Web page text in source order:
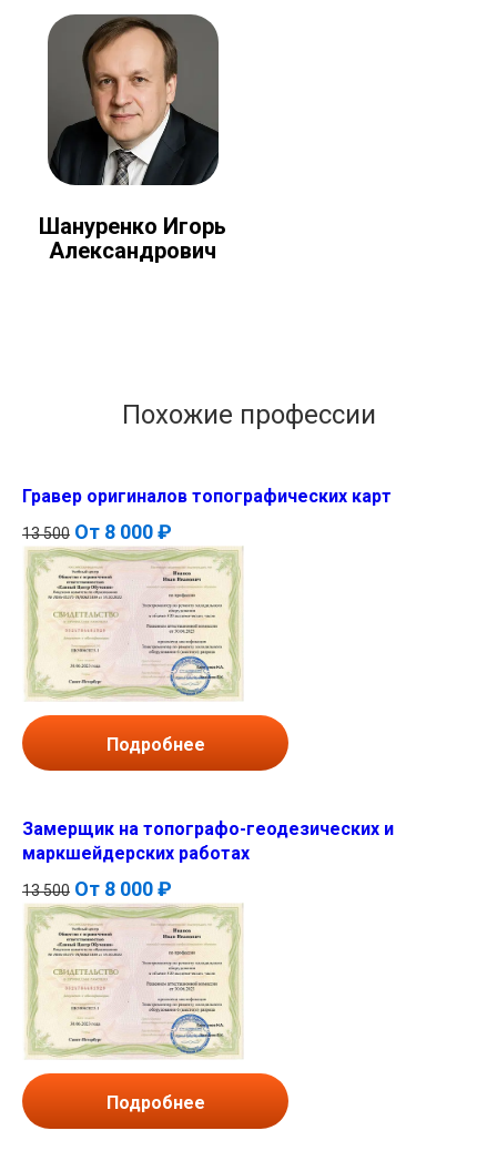
Шануренко Игорь
Александрович
Похожие профессии
Гравер оригиналов топографических карт
13 500 От 8 000 ₽
Подробнее
Замерщик на топографо-геодезических и
маркшейдерских работах
13 500 От 8 000 ₽
Подробнее